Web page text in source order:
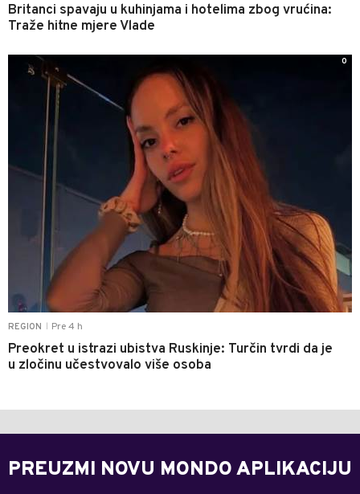
Britanci spavaju u kuhinjama i hotelima zbog vrućina:
Traže hitne mjere Vlade
REGION Pre 4 h
Preokret u istrazi ubistva Ruskinje: Turčin tvrdi da je
u zločinu učestvovalo više osoba
0
PREUZMI NOVU MONDO APLIKACIJU